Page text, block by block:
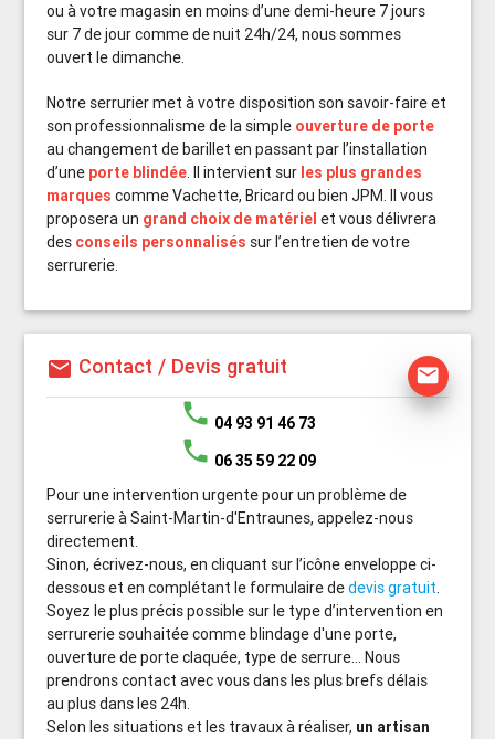
ou à votre magasin en moins d’une demi-heure 7 jours
sur 7 de jour comme de nuit 24h/24, nous sommes
ouvert le dimanche.
Notre serrurier met à votre disposition son savoir-faire et
son professionnalisme de la simple ouverture de porte
au changement de barillet en passant par l’installation
d’une porte blindée. Il intervient sur les plus grandes
marques comme Vachette, Bricard ou bien JPM. Il vous
proposera un grand choix de matériel et vous délivrera
des conseils personnalisés sur l’entretien de votre
serrurerie.
mail Contact / Devis gratuit mail
phone 04 93 91 46 73
phone 06 35 59 22 09
Pour une intervention urgente pour un problème de
serrurerie à Saint-Martin-d'Entraunes, appelez-nous
directement.
Sinon, écrivez-nous, en cliquant sur l’icône enveloppe ci-
dessous et en complétant le formulaire dedevis gratuit.
Soyez le plus précis possible sur le type d’intervention en
serrurerie souhaitée comme blindage d'une porte,
ouverture de porte claquée, type de serrure... Nous
prendrons contact avec vous dans les plus brefs délais
au plus dans les 24h.
Selon les situations et les travaux à réaliser, un artisan